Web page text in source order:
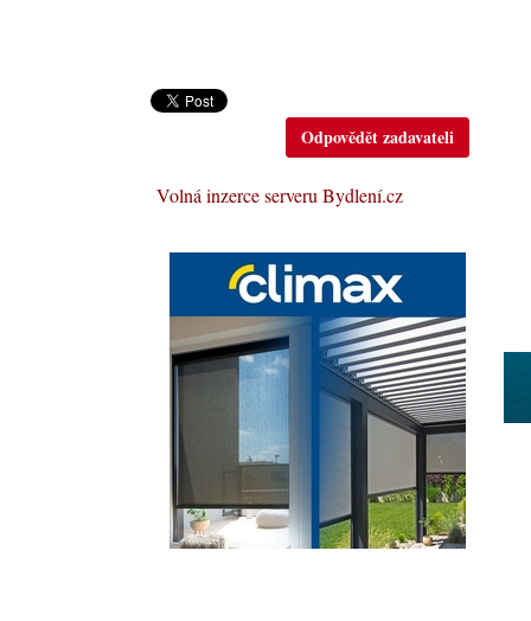
Odpovědět zadavateli
Volná inzerce serveru Bydlení.cz